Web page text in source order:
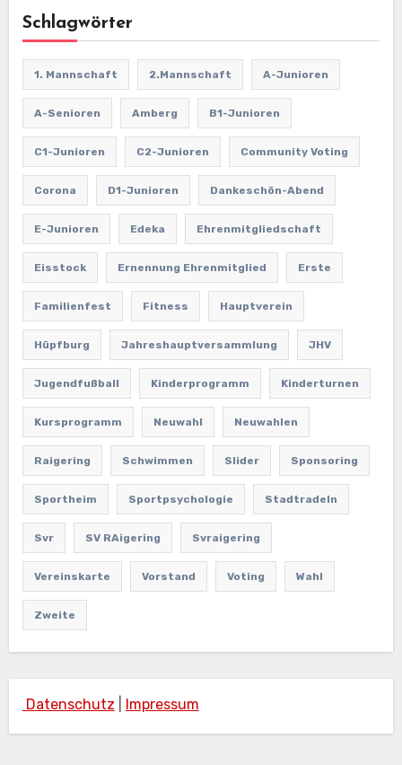
Schlagwörter
1. Mannschaft 2.Mannschaft A-Junioren
A-Senioren Amberg B1-Junioren
C1-Junioren C2-Junioren Community Voting
Corona D1-Junioren Dankeschön-Abend
E-Junioren Edeka Ehrenmitgliedschaft
Eisstock Ernennung Ehrenmitglied Erste
Familienfest Fitness Hauptverein
Hüpfburg Jahreshauptversammlung JHV
Jugendfußball Kinderprogramm Kinderturnen
Kursprogramm Neuwahl Neuwahlen
Raigering Schwimmen Slider Sponsoring
Sportheim Sportpsychologie Stadtradeln
Svr SV RAigering Svraigering
Vereinskarte Vorstand Voting Wahl
Zweite
Datenschutz Impressum